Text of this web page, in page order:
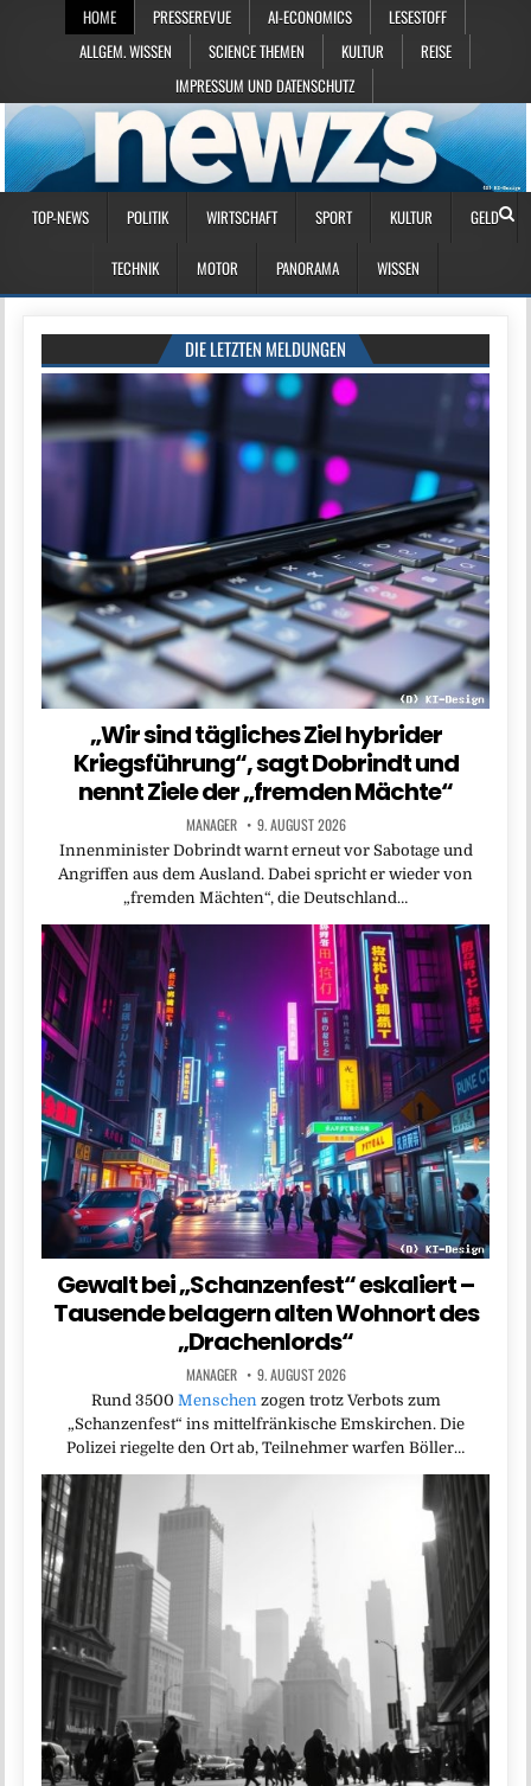
HOME PRESSEREVUE AI-ECONOMICS
LESESTOFF
ALLGEM. WISSEN
SCIENCE THEMEN KULTUR
REISE
IMPRESSUM UND DATENSCHUTZ
TOP-NEWS POLITIK WIRTSCHAFT SPORT KULTUR GELD
TECHNIK MOTOR PANORAMA WISSEN
DIE LETZTEN MELDUNGEN
„Wir sind tägliches Ziel hybrider
Kriegsführung“, sagt Dobrindt und
nennt Ziele der „fremden Mächte“
MANAGER 9. AUGUST 2026
Innenminister Dobrindt warnt erneut vor Sabotage und
Angriffen aus dem Ausland. Dabei spricht er wieder von
„fremden Mächten“, die Deutschland…
Gewalt bei „Schanzenfest“ eskaliert –
Tausende belagern alten Wohnort des
„Drachenlords“
MANAGER 9. AUGUST 2026
Rund 3500 Menschenzogen trotz Verbots zum
„Schanzenfest“ ins mittelfränkische Emskirchen. Die
Polizei riegelte den Ort ab, Teilnehmer warfen Böller…